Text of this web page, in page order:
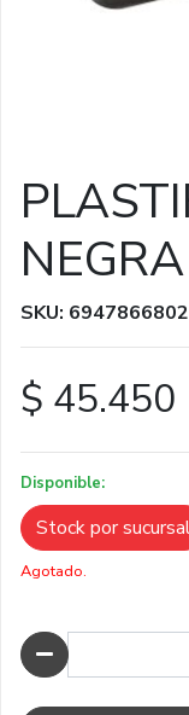
SKU:
$ 45.450
Disponible:
Stock por
Agotado.
Cantidad